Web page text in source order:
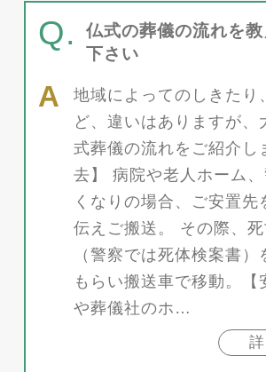
Q.
仏式の葬儀の流れを教
下さい
地域によってのしきたり
ど、違いはありますが、
式葬儀の流れをご紹介し
去】 病院や老人ホーム
くなりの場合、ご安置先
伝えご搬送。 その際、
（警察では死体検案書）
もらい搬送車で移動。【
や葬儀社のホ…